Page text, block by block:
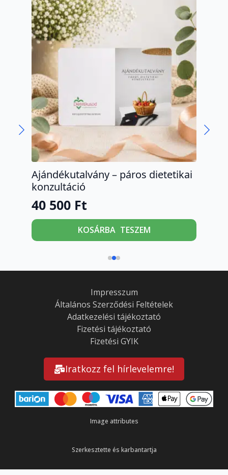
Ajándékutalvány – páros dietetikai
konzultáció
40 500 Ft
KOSÁRBA TESZEM
Impresszum
Általános Szerződési Feltételek
Adatkezelési tájékoztató
Fizetési tájékoztató
Fizetési GYIK
Iratkozz fel hírlevelemre!
Image attributes
Szerkesztette és karbantartja